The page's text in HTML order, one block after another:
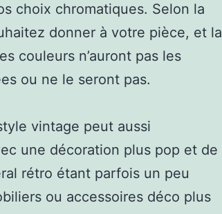
choix chromatiques. Selon la
donner à votre pièce, et la
couleurs n’auront pas les
ou ne le seront pas.
vintage peut aussi
une décoration plus pop et de
rétro étant parfois un peu
ou accessoires déco plus